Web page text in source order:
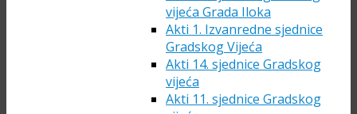
vijeća Grada Iloka
Akti 1. Izvanredne sjednice
Gradskog Vijeća
Akti 14. sjednice Gradskog
vijeća
Akti 11. sjednice Gradskog